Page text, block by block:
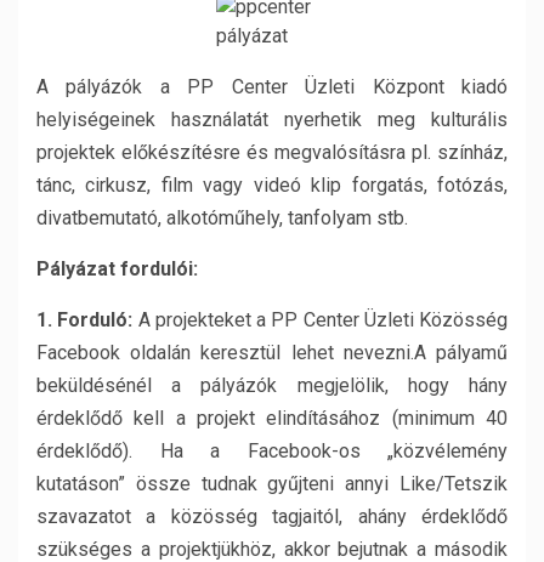
A pályázók a PP Center Üzleti Központ kiadó
helyiségeinek használatát nyerhetik meg kulturális
projektek előkészítésre és megvalósításra pl. színház,
tánc, cirkusz, film vagy videó klip forgatás, fotózás,
divatbemutató, alkotóműhely, tanfolyam stb.
Pályázat fordulói:
1. Forduló: A projekteket a PP Center Üzleti Közösség
Facebook oldalán keresztül lehet nevezni.A pályamű
beküldésénél a pályázók megjelölik, hogy hány
érdeklődő kell a projekt elindításához (minimum 40
érdeklődő). Ha a Facebook-os „közvélemény
kutatáson” össze tudnak gyűjteni annyi Like/Tetszik
szavazatot a közösség tagjaitól, ahány érdeklődő
szükséges a projektjükhöz, akkor bejutnak a második